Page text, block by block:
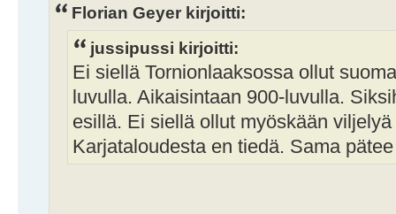
Florian Geyer kirjoitti:
jussipussi kirjoitti:
Ei siellä Tornionlaaksossa ollut
luvulla. Aikaisintaan 900-luvulla.
esillä. Ei siellä ollut myöskään
Karjataloudesta en tiedä. Sama